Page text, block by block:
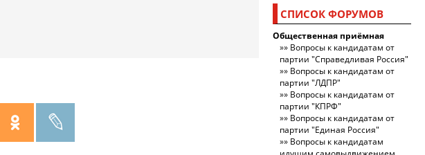
СПИСОК ФОРУМОВ
Общественная приёмная
Вопросы к кандидатам от
партии "Справедливая Россия"
Вопросы к кандидатам от
партии "ЛДПР"
Вопросы к кандидатам от
партии "КПРФ"
Вопросы к кандидатам от
партии "Единая Россия"
Вопросы к кандидатам